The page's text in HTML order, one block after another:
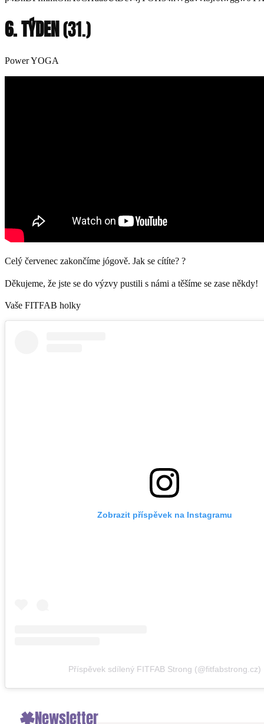
6. TÝDEN(31.)
Power YOGA
Celý červenec zakončíme jógově. Jak se cítíte? ?
Děkujeme, že jste se do výzvy pustili s námi a těšíme se zase někdy!
Vaše FITFAB holky
Zobrazit příspěvek na Instagramu
Příspěvek sdílený FITFAB Strong (@fitfabstrong.cz)
Newsletter